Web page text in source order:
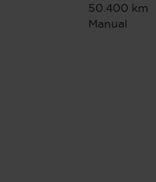
50.400 km
Manual